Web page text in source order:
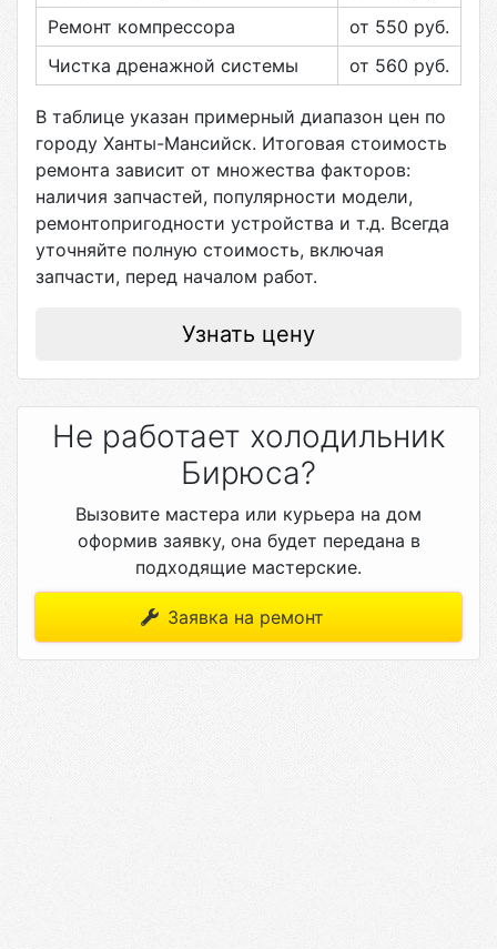
Ремонт компрессора
от 550 руб.
Чистка дренажной системы
от 560 руб.
В таблице указан примерный диапазон цен по
городу Ханты-Мансийск. Итоговая стоимость
ремонта зависит от множества факторов:
наличия запчастей, популярности модели,
ремонтопригодности устройства и т.д. Всегда
уточняйте полную стоимость, включая
запчасти, перед началом работ.
Узнать цену
Не работает холодильник
Бирюса?
Вызовите мастера или курьера на дом
оформив заявку, она будет передана в
подходящие мастерские.
Заявка на ремонт